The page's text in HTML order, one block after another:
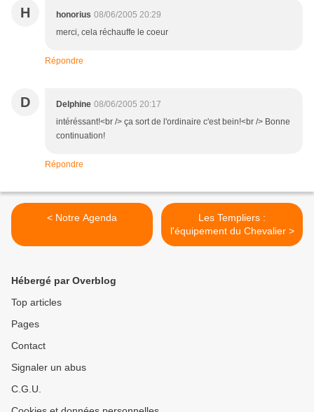
H honorius 08/06/2005 20:29
merci, cela réchauffe le coeur
Répondre
D Delphine 08/06/2005 20:17
intéréssant!<br /> ça sort de l'ordinaire c'est bein!<br /> Bonne
continuation!
Répondre
< Notre Agenda
Les Templiers :
l'équipement du Chevalier >
Hébergé par Overblog
Top articles
Pages
Contact
Signaler un abus
C.G.U.